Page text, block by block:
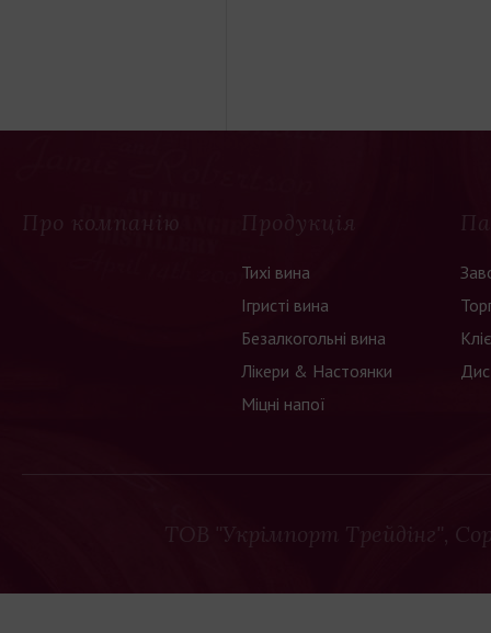
Про компанію Продукція
Тихі вина
Ігристі вина
Безалкогольні вина
Лікери & Настоянки
Міцні напої
ТОВ "Укрімпорт Трейдінг",